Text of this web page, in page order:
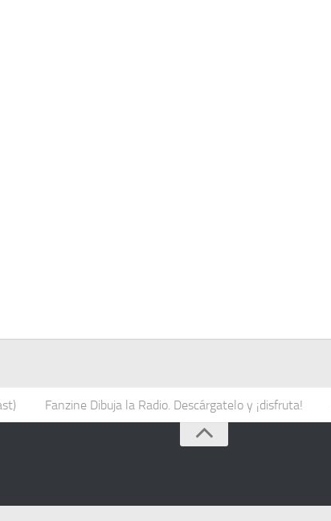
Fanzine Dibuja la Radio. Descárgatelo y ¡disfruta!